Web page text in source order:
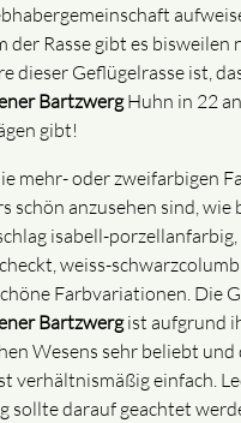
der Rasse gibt es bisweilen
dieser Geflügelrasse ist,
BartzwergHuhn in 22
gibt!
mehr- oder zweifarbigen
schön anzusehen sind, wie
isabell-
weiss-
Farbvariationen. Die
Bartzwergist aufgrund
Wesens sehr beliebt
verhältnismäßig einfach.
sollte darauf geachtet